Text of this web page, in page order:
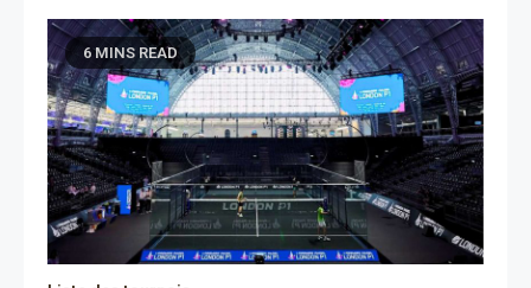
6 MINS READ